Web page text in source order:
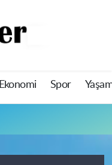
Ekonomi Spor